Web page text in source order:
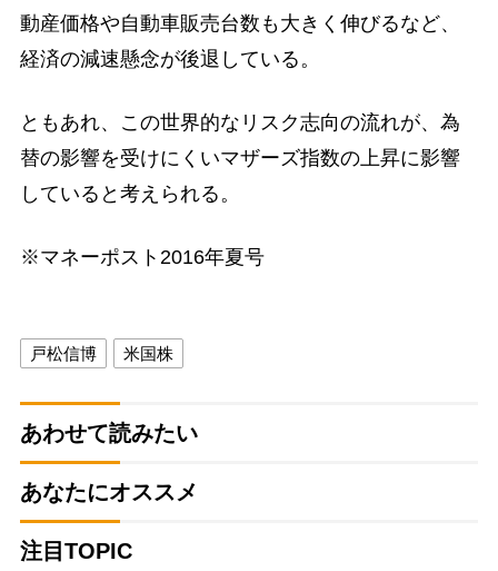
動産価格や自動車販売台数も大きく伸びるなど、
経済の減速懸念が後退している。
ともあれ、この世界的なリスク志向の流れが、為
替の影響を受けにくいマザーズ指数の上昇に影響
していると考えられる。
※マネーポスト2016年夏号
戸松信博 米国株
あわせて読みたい
あなたにオススメ
注目TOPIC